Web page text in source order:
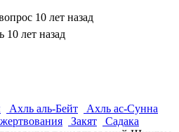
10 лет назад
10 лет назад
Ахль аль-Бейт
Ахль ас-Сунна
Закят
Садака